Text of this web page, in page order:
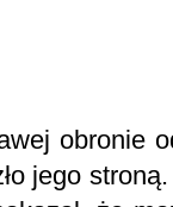
obronie
jego